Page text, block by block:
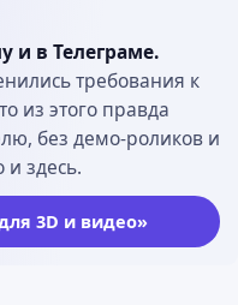
и в Телеграме.
требования к
из этого правда
без демо-роликов и
здесь.
3D и видео»